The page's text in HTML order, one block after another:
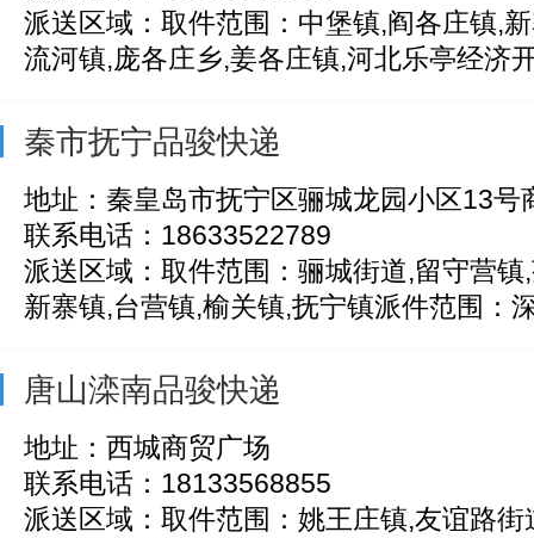
派送区域：取件范围：中堡镇,阎各庄镇,
流河镇,庞各庄乡,姜各庄镇,河北乐亭经济
秦市抚宁品骏快递
地址：秦皇岛市抚宁区骊城龙园小区13号
联系电话：18633522789
派送区域：取件范围：骊城街道,留守营镇
新寨镇,台营镇,榆关镇,抚宁镇派件范围：
唐山滦南品骏快递
地址：西城商贸广场
联系电话：18133568855
派送区域：取件范围：姚王庄镇,友谊路